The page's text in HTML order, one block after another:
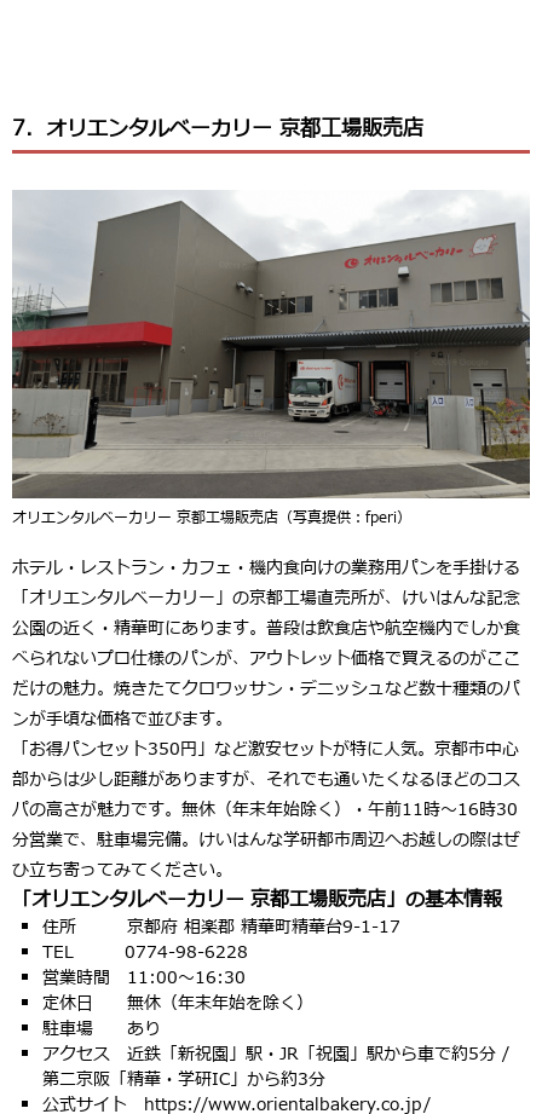
7．オリエンタルベーカリー 京都工場販売店
オリエンタルベーカリー 京都工場販売店（写真提供：fperi）
ホテル・レストラン・カフェ・機内食向けの業務用パンを手掛ける
「オリエンタルベーカリー」の京都工場直売所が、けいはんな記念
公園の近く・精華町にあります。普段は飲食店や航空機内でしか食
べられないプロ仕様のパンが、アウトレット価格で買えるのがここ
だけの魅力。焼きたてクロワッサン・デニッシュなど数十種類のパ
ンが手頃な価格で並びます。
「お得パンセット350円」など激安セットが特に人気。京都市中心
部からは少し距離がありますが、それでも通いたくなるほどのコス
パの高さが魅力です。 無休（年末年始除く）・午前11時〜16時30
分営業で、駐車場完備。けいはんな学研都市周辺へお越しの際はぜ
ひ立ち寄ってみてください。
「オリエンタルベーカリー 京都工場販売店」の基本情報
住所 京都府 相楽郡 精華町精華台9-1-17
TEL 0774-98-6228
営業時間 11:00〜16:30
定休日 無休（年末年始を除く）
駐車場 あり
アクセス 近鉄「新祝園」駅・JR「祝園」駅から車で約5分 /
第二京阪「精華・学研IC」から約3分
公式サイト https://www.orientalbakery.co.jp/